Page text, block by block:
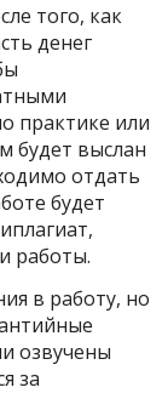
того, как
денег
практике или
будет выслан
отдать
будет
работы.
в работу, но
озвучены
за